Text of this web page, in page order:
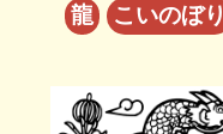
龍 こいのぼり